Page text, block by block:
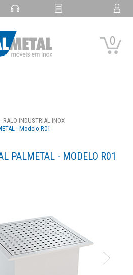
0
RALO INDUSTRIAL INOX
- Modelo R01
PALMETAL - MODELO R01